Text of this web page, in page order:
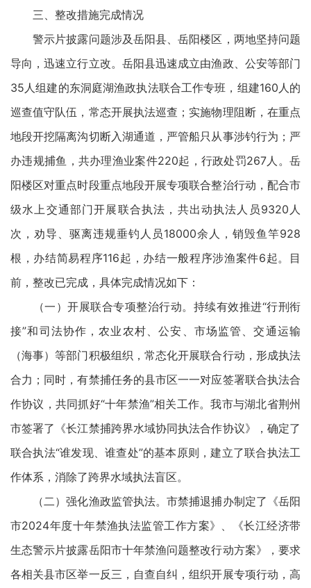
三、整改措施完成情况
警示片披露问题涉及岳阳县、岳阳楼区，两地坚持问题
导向，迅速立行立改。岳阳县迅速成立由渔政、公安等部门
35人组建的东洞庭湖渔政执法联合工作专班，组建160人的
巡查值守队伍，常态开展执法巡查；实施物理阻断，在重点
地段开挖隔离沟切断入湖通道，严管船只从事涉钓行为；严
办违规捕鱼，共办理渔业案件220起，行政处罚267人。岳
阳楼区对重点时段重点地段开展专项联合整治行动，配合市
级水上交通部门开展联合执法，共出动执法人员9320人
次，劝导、驱离违规垂钓人员18000余人，销毁鱼竿928
根，办结简易程序116起，办结一般程序涉渔案件6起。目
前，整改已完成，具体完成情况如下：
（一）开展联合专项整治行动。持续有效推进“行刑衔
接”和司法协作，农业农村、公安、市场监管、交通运输
（海事）等部门积极组织，常态化开展联合行动，形成执法
合力；同时，有禁捕任务的县市区一一对应签署联合执法合
作协议，共同抓好“十年禁渔”相关工作。我市与湖北省荆州
市签署了《长江禁捕跨界水域协同执法合作协议》，确定了
联合执法“谁发现、谁查处”的基本原则，建立了联合执法工
作体系，消除了跨界水域执法盲区。
（二）强化渔政监管执法。市禁捕退捕办制定了《岳阳
市2024年度十年禁渔执法监管工作方案》、《长江经济带
生态警示片披露岳阳市十年禁渔问题整改行动方案》，要求
各相关县市区举一反三，自查自纠，组织开展专项行动，高